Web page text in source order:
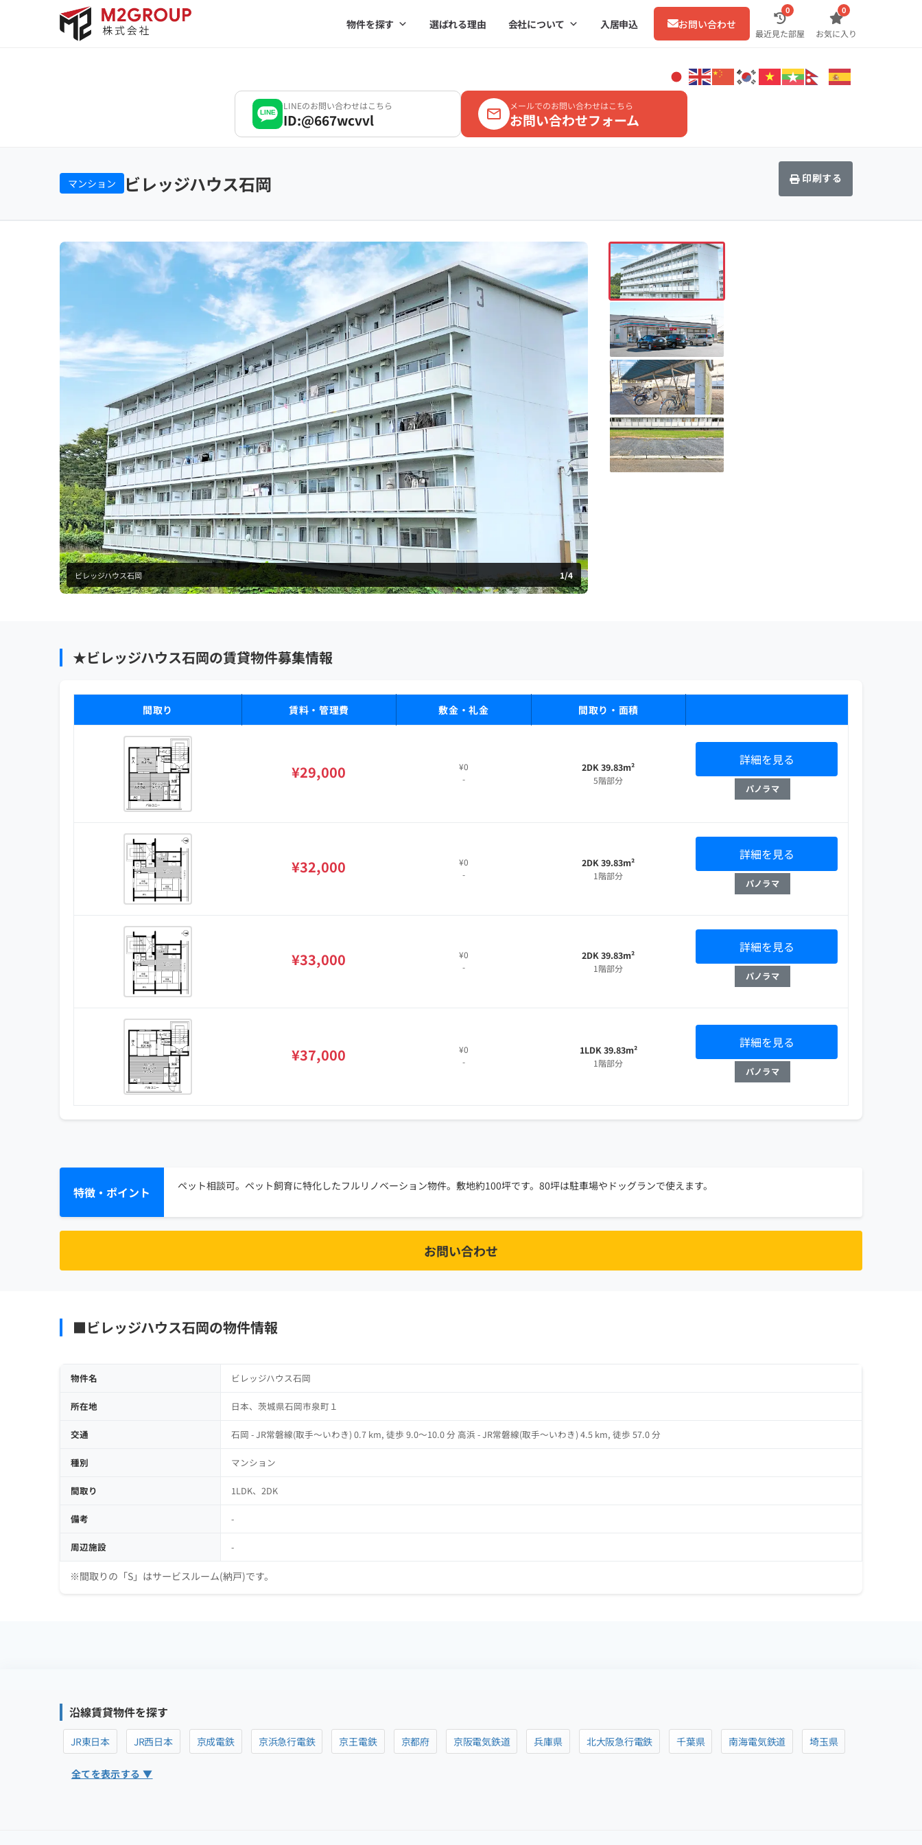
LINE
LINEのお問い合わせはこちら
ID:@667wcvvl
メールでのお問い合わせはこちら
お問い合わせフォーム
物件を探す 選ばれる理由 会社について 入居申込 お問い合わせ
0
最近見た部屋
0
お気に入り
マンション ビレッジハウス石岡 印刷する
ビレッジハウス石岡 1/4
特徴・ポイント ペット相談可。ペット飼育に特化したフルリノベーション物件。敷地約100坪です。80坪は駐車場やドッグランで使えます。
お問い合わせ
■ビレッジハウス石岡の物件情報
物件名 ビレッジハウス石岡
所在地 日本、茨城県石岡市泉町１
交通 石岡 - JR常磐線(取手～いわき) 0.7 km, 徒歩 9.0～10.0 分 高浜 - JR常磐線(取手～いわき) 4.5 km, 徒歩 57.0 分
種別 マンション
間取り 1LDK、2DK
備考 -
周辺施設 -
※間取りの「S」はサービスルーム(納戸)です。
★ビレッジハウス石岡の賃貸物件募集情報
間取り 賃料・管理費 敷金・礼金 間取り・面積
¥29,000
¥0
-
2DK 39.83m²
5階部分
詳細を見る
パノラマ
¥32,000
¥0
-
2DK 39.83m²
1階部分
詳細を見る
パノラマ
¥33,000
¥0
-
2DK 39.83m²
1階部分
詳細を見る
パノラマ
¥37,000
¥0
-
1LDK 39.83m²
1階部分
詳細を見る
パノラマ
沿線賃貸物件を探す
JR東日本 JR西日本 京成電鉄 京浜急行電鉄 京王電鉄 京都府 京阪電気鉄道 兵庫県 北大阪急行電鉄 千葉県 南海電気鉄道 埼玉県
全てを表示する ▼